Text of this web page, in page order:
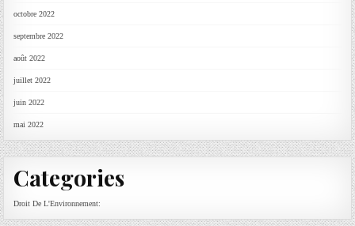
octobre 2022
septembre 2022
août 2022
juillet 2022
juin 2022
mai 2022
Categories
Droit De L'Environnement: